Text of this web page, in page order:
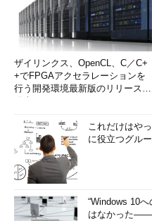
ザイリンクス、OpenCL、C／C+
+でFPGAアクセラレーションを
行う開発環境最新版のリリースを
これだけはや
に役立つグル
“Windows 10
はなかった――